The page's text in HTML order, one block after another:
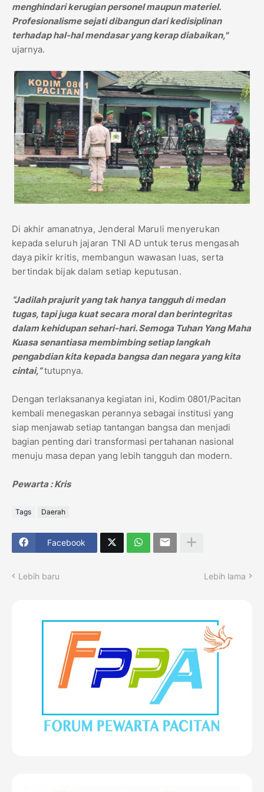
menghindari kerugian personel maupun materiel.
Profesionalisme sejati dibangun dari kedisiplinan
terhadap hal-hal mendasar yang kerap diabaikan,"
ujarnya.
Di akhir amanatnya, Jenderal Maruli menyerukan
kepada seluruh jajaran TNI AD untuk terus mengasah
daya pikir kritis, membangun wawasan luas, serta
bertindak bijak dalam setiap keputusan.
“Jadilah prajurit yang tak hanya tangguh di medan
tugas, tapi juga kuat secara moral dan berintegritas
dalam kehidupan sehari-hari. Semoga Tuhan Yang Maha
Kuasa senantiasa membimbing setiap langkah
pengabdian kita kepada bangsa dan negara yang kita
cintai,”tutupnya.
Dengan terlaksananya kegiatan ini, Kodim 0801/Pacitan
kembali menegaskan perannya sebagai institusi yang
siap menjawab setiap tantangan bangsa dan menjadi
bagian penting dari transformasi pertahanan nasional
menuju masa depan yang lebih tangguh dan modern.
Pewarta : Kris
Tags Daerah
Facebook
Lebih baru Lebih lama